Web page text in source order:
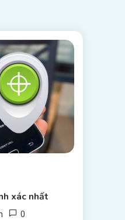
xác nhất
0